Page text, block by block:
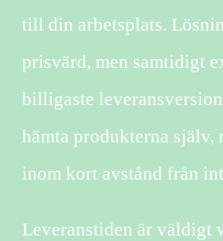
till din arbetsplats.
prisvärd, men samtidigt
billigaste
hämta produkterna själv,
inom kort avstånd från
Leveranstiden är väldigt